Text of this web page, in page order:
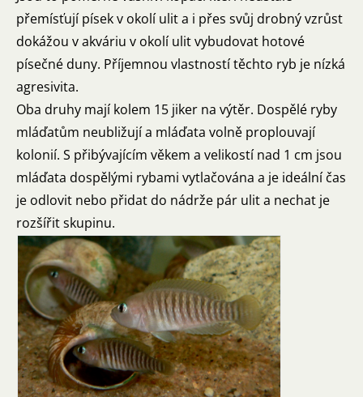
přemísťují písek v okolí ulit a i přes svůj drobný vzrůst
dokážou v akváriu v okolí ulit vybudovat hotové
písečné duny. Příjemnou vlastností těchto ryb je nízká
agresivita.
Oba druhy mají kolem 15 jiker na výtěr. Dospělé ryby
mláďatům neubližují a mláďata volně proplouvají
kolonií. S přibývajícím věkem a velikostí nad 1 cm jsou
mláďata dospělými rybami vytlačována a je ideální čas
je odlovit nebo přidat do nádrže pár ulit a nechat je
rozšířit skupinu.